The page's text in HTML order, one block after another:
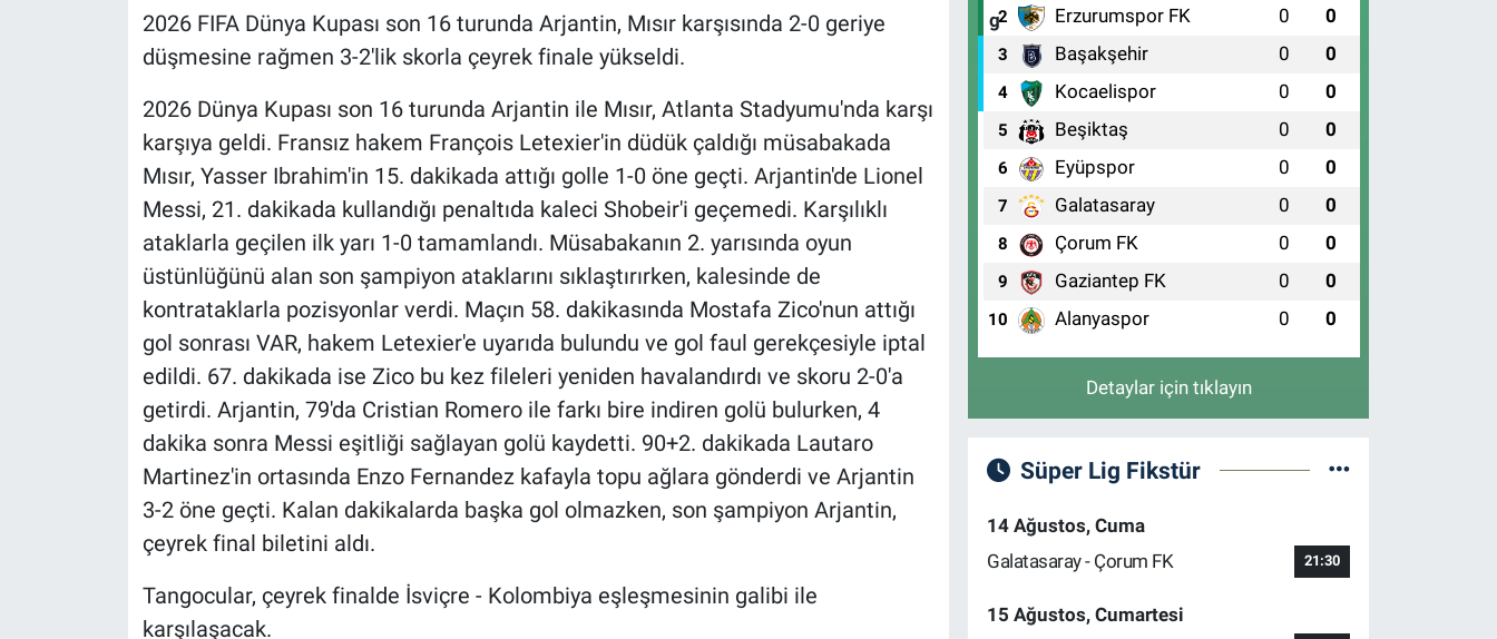
2026 FIFA Dünya Kupası son 16 turunda Arjantin, Mısır karşısında 2-0 geriye
düşmesine rağmen 3-2'lik skorla çeyrek finale yükseldi.
2026 Dünya Kupası son 16 turunda Arjantin ile Mısır, Atlanta Stadyumu'nda karşı
karşıya geldi. Fransız hakem François Letexier'in düdük çaldığı müsabakada
Mısır, Yasser Ibrahim'in 15. dakikada attığı golle 1-0 öne geçti. Arjantin'de Lionel
Messi, 21. dakikada kullandığı penaltıda kaleci Shobeir'i geçemedi. Karşılıklı
ataklarla geçilen ilk yarı 1-0 tamamlandı. Müsabakanın 2. yarısında oyun
üstünlüğünü alan son şampiyon ataklarını sıklaştırırken, kalesinde de
kontrataklarla pozisyonlar verdi. Maçın 58. dakikasında Mostafa Zico'nun attığı
gol sonrası VAR, hakem Letexier'e uyarıda bulundu ve gol faul gerekçesiyle iptal
edildi. 67. dakikada ise Zico bu kez fileleri yeniden havalandırdı ve skoru 2-0'a
getirdi. Arjantin, 79'da Cristian Romero ile farkı bire indiren golü bulurken, 4
dakika sonra Messi eşitliği sağlayan golü kaydetti. 90+2. dakikada Lautaro
Martinez'in ortasında Enzo Fernandez kafayla topu ağlara gönderdi ve Arjantin
3-2 öne geçti. Kalan dakikalarda başka gol olmazken, son şampiyon Arjantin,
çeyrek final biletini aldı.
Tangocular, çeyrek finalde İsviçre - Kolombiya eşleşmesinin galibi ile
karşılaşacak.
2 Erzurumspor FK 0 0
3 Başakşehir 0 0
4 Kocaelispor 0 0
5 Beşiktaş 0 0
6 Eyüpspor 0 0
7 Galatasaray 0 0
8 Çorum FK 0 0
9 Gaziantep FK 0 0
10 Alanyaspor 0 0
Detaylar için tıklayın
Süper Lig Fikstür
14 Ağustos, Cuma
Galatasaray - Çorum FK
21:30
15 Ağustos, Cumartesi